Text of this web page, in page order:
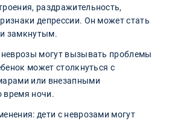
раздражительность,
депрессии. Он может стать
замкнутым.
неврозы могут вызывать проблемы
может столкнуться с
или внезапными
время ночи.
дети с неврозами могут